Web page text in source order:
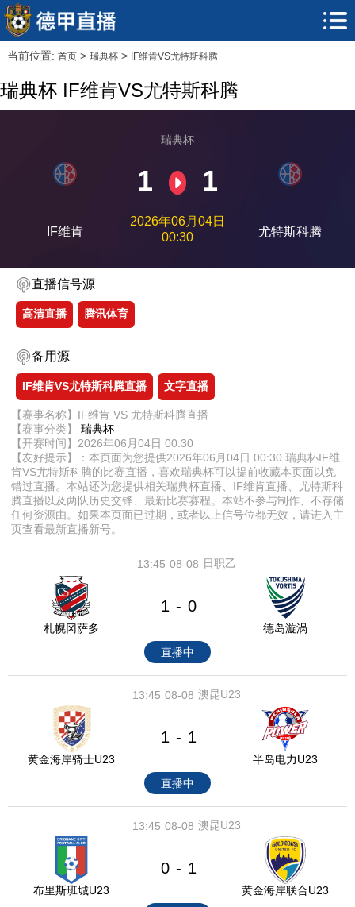
当前位置: 首页> 瑞典杯> IF维肯VS尤特斯科腾
瑞典杯 IF维肯VS尤特斯科腾
IF维肯
瑞典杯
1 1
2026年06月04日
00:30
尤特斯科腾
直播信号源
高清直播 腾讯体育
备用源
IF维肯VS尤特斯科腾直播 文字直播
【赛事名称】IF维肯 VS 尤特斯科腾直播
【赛事分类】 瑞典杯
【开赛时间】2026年06月04日 00:30
【友好提示】：本页面为您提供2026年06月04日 00:30 瑞典杯IF维
肯VS尤特斯科腾的比赛直播，喜欢瑞典杯可以提前收藏本页面以免
错过直播。本站还为您提供相关瑞典杯直播、IF维肯直播、尤特斯科
腾直播以及两队历史交锋、最新比赛赛程。本站不参与制作、不存储
任何资源由。如果本页面已过期，或者以上信号位都无效，请进入主
页查看最新直播新号。
08-08
13:45 日职乙
札幌冈萨多
1 - 0
德岛漩涡
直播中
08-08
13:45 澳昆U23
黄金海岸骑士U23
1 - 1
半岛电力U23
直播中
08-08
13:45 澳昆U23
布里斯班城U23
0 - 1
黄金海岸联合U23